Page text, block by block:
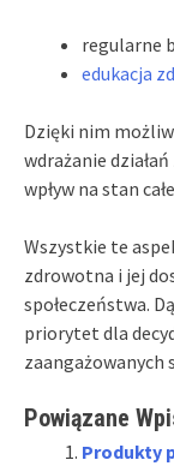
regularne
edukacja
Dzięki nim
wdrażanie
wpływ na stan
Wszystkie te
zdrowotna i jej
społeczeństwa.
priorytet dla
zaangażowanych
Powiązane
Produkty